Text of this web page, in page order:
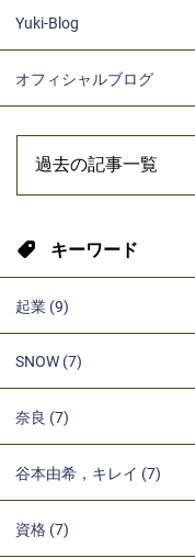
Yuki-Blog
オフィシャルブログ
キーワード
起業 (9)
SNOW (7)
奈良 (7)
谷本由希，キレイ (7)
資格 (7)